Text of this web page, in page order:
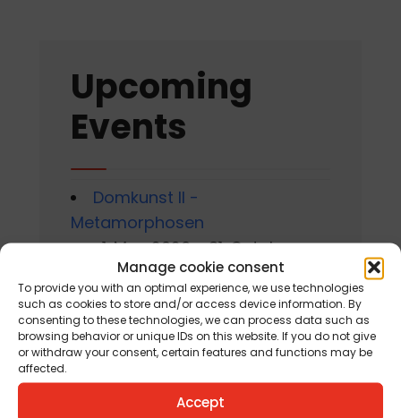
Manage cookie consent
To provide you with an optimal experience, we use technologies
such as cookies to store and/or access device information. By
consenting to these technologies, we can process data such as
browsing behavior or unique IDs on this website. If you do not give
or withdraw your consent, certain features and functions may be
affected.
Accept
Upcoming
Events
Domkunst II -
Metamorphosen
am 1. May 2026 - 31. October
Gackern 2026
am 7. August 2026 - 16. August
2026
Sommerworkshop der